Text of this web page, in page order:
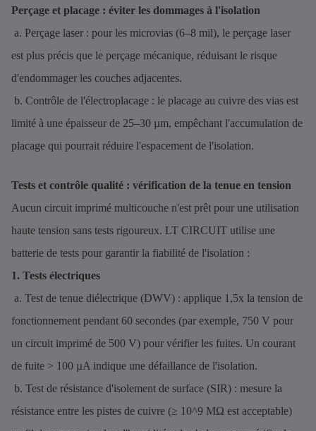
Perçage et placage : éviter les dommages à l'isolation
a. Perçage laser : pour les microvias (6–8 mil), le perçage laser
est plus précis que le perçage mécanique, réduisant le risque
d'endommager les couches adjacentes.
b. Contrôle de l'électroplacage : le placage au cuivre des vias est
limité à une épaisseur de 25–30 µm, empêchant l'accumulation de
placage qui pourrait réduire l'espacement de l'isolation.
Tests et contrôle qualité : vérification de la tenue en tension
Aucun circuit imprimé multicouche n'est prêt pour une utilisation
haute tension sans tests rigoureux. LT CIRCUIT utilise une
batterie de tests pour garantir la fiabilité de l'isolation :
1. Tests électriques
a. Test de tenue diélectrique (DWV) : applique 1,5x la tension de
fonctionnement pendant 60 secondes (par exemple, 750 V pour
un circuit imprimé de 500 V) pour vérifier les fuites. Un courant
de fuite > 100 µA indique une défaillance de l'isolation.
b. Test de résistance d'isolement de surface (SIR) : mesure la
résistance entre les pistes de cuivre (≥ 10^9 MΩ est acceptable)